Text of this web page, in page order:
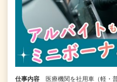
仕事内容
医療機関を社用車（軽・